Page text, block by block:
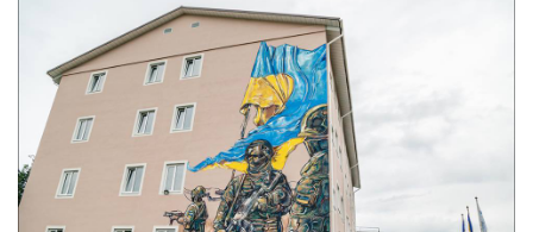
зображено синьо-жовті прапори й українських солдатів, а
всередині у двох кімнатах діє музей "Від Майдану до АТО".